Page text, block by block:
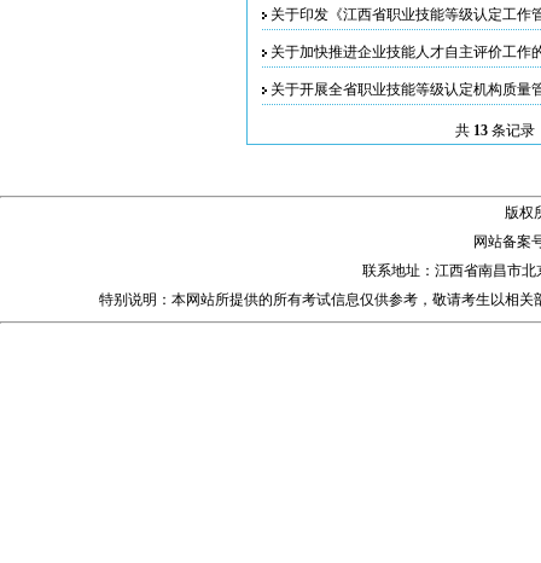
关于印发《江西省职业技能等级认定工作
关于加快推进企业技能人才自主评价工作
关于开展全省职业技能等级认定机构质量
共 13 条记录
版权
网站备案
联系地址：江西省南昌市北
特别说明：本网站所提供的所有考试信息仅供参考，敬请考生以相